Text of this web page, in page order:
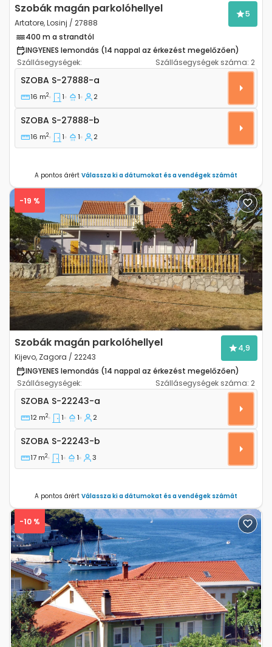
Szobák magán parkolóhellyel
Artatore, Losinj / 27888
5
400 m a strandtól
INGYENES lemondás (14 nappal az érkezést megelőzően)
Szállásegységek:
Szállásegységek száma: 2
Szoba Artatore, Losinj S-27888-a
SZOBA S-27888-a
16 m2 1 1 2
Szoba S-27888-b
SZOBA S-27888-b
16 m2 1 1 2
A pontos árért Válassza ki a dátumokat és a vendégek számát
Previous Next
-19 %
Szobák magán parkolóhellyel
Kijevo, Zagora / 22243
4,9
INGYENES lemondás (14 nappal az érkezést megelőzően)
Szállásegységek:
Szállásegységek száma: 2
Szoba Kijevo, Zagora S-22243-a
SZOBA S-22243-a
12 m2 1 1 2
Szoba S-22243-b
SZOBA S-22243-b
17 m2 1 1 3
A pontos árért Válassza ki a dátumokat és a vendégek számát
Previous Next
-10 %